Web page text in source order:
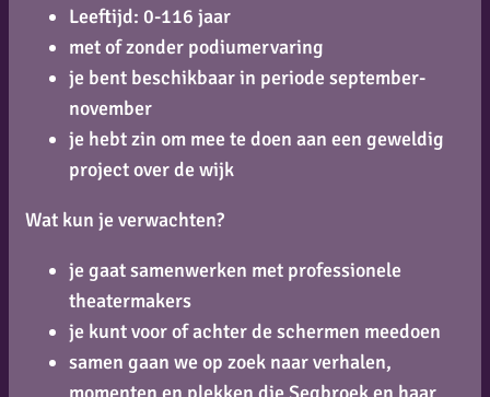
Leeftijd: 0-116 jaar
met of zonder podiumervaring
je bent beschikbaar in periode september-
november
je hebt zin om mee te doen aan een geweldig
project over de wijk
Wat kun je verwachten?
je gaat samenwerken met professionele
theatermakers
je kunt voor of achter de schermen meedoen
samen gaan we op zoek naar verhalen,